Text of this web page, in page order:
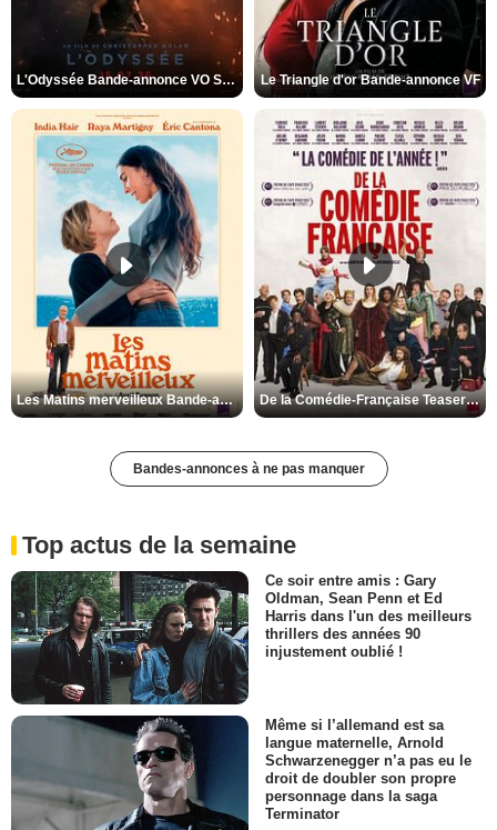
L'Odyssée Bande-annonce VO STFR Le Triangle d'or Bande-annonce VF
Les Matins merveilleux Bande-annonce VF De la Comédie-Française Teaser VF
Bandes-annonces à ne pas manquer
Top actus de la semaine
Ce soir entre amis : Gary
Oldman, Sean Penn et Ed
Harris dans l'un des meilleurs
thrillers des années 90
injustement oublié !
Même si l’allemand est sa
langue maternelle, Arnold
Schwarzenegger n’a pas eu le
droit de doubler son propre
personnage dans la saga
Terminator